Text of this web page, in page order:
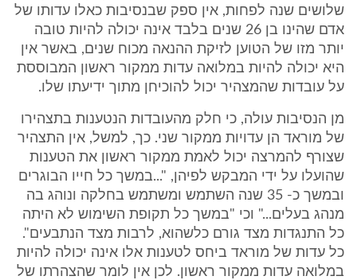
שלושים שנה לפחות, אין ספק שבנסיבות כאלו עדותו של
אדם שהינו בן 26 שנים בלבד אינה יכולה להיות טובה
יותר מזו של הטוען לזיקת ההנאה מכוח שנים, באשר אין
היא יכולה להיות במלואה עדות ממקור ראשון המבוססת
על עובדות שהמצהיר יכול להוכיחן מתוך ידיעתו שלו.
מן הנסיבות עולה, כי חלק מהעובדות הנטענות בתצהירו
של מוראד הן עדויות ממקור שני. כך, למשל, אין התצהיר
שצורף להמרצה יכול לאמת ממקור ראשון את הטענות
שהועלו על ידי המבקש לפיהן, "...במשך כל חייו הבוגרים
ובמשך כ- 35 שנה השתמש ומשתמש בחלקה ונוהג בה
מנהג בעלים..." וכי "במשך כל תקופת השימוש לא היתה
כל התנגדות מצד גורם כלשהוא, לרבות מצד הנתבעים".
כל עדות של מוראד ביחס לטענות אלו אינה יכולה להיות
במלואה עדות ממקור ראשון. לכן אין לומר שהצהרתו של